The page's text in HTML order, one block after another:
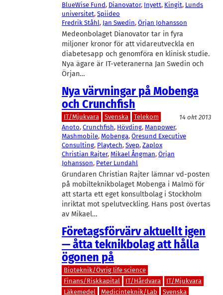
BlueWise Fund, Dianovator, Inyett, Kingit, Lunds
universitet, Spiideo
Fredrik Ståhl, Jan Swedin, Örjan Johansson
Medeonbolaget Dianovator tar in fyra
miljoner kronor för att vidareutveckla en
diabetesapp och genomföra en klinisk studie.
Nya ägare är IT-veteranerna Jan Swedin och
Örjan…
Nya värvningar på Mobenga
och Crunchfish
IT/Mjukvara Svenska Telekom
14 okt 2013
Anoto, Crunchfish, Hövding, Manpower
Mashmobile, Mobenga, Öresund Executive
Consulting, Playtech, Svep, Zaplox
Christian Rajter, Mikael Ångman, Örjan
Johansson, Peter Lundahl
Grundaren Christian Rajter lämnar vd-posten
på mobilteknikbolaget Mobenga i Malmö för
att starta ett eget konsultbolag i Stockholm
inriktat mot spelutveckling. Hans post övertas
av Mikael…
Företagsförvärv aktuellt igen
— åtta teknikbolag att hålla
ögonen på
Bioteknik/Övrig life science
Finans/Riskkapital
IT/Hårdvara
IT/Mjukvara
Läkemedel
Medicinteknik/Lab Svenska